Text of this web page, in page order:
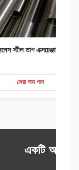
স্টীল তাপ এক্সচেঞ্জার টিউবিং
সেরা দাম পান
একটি